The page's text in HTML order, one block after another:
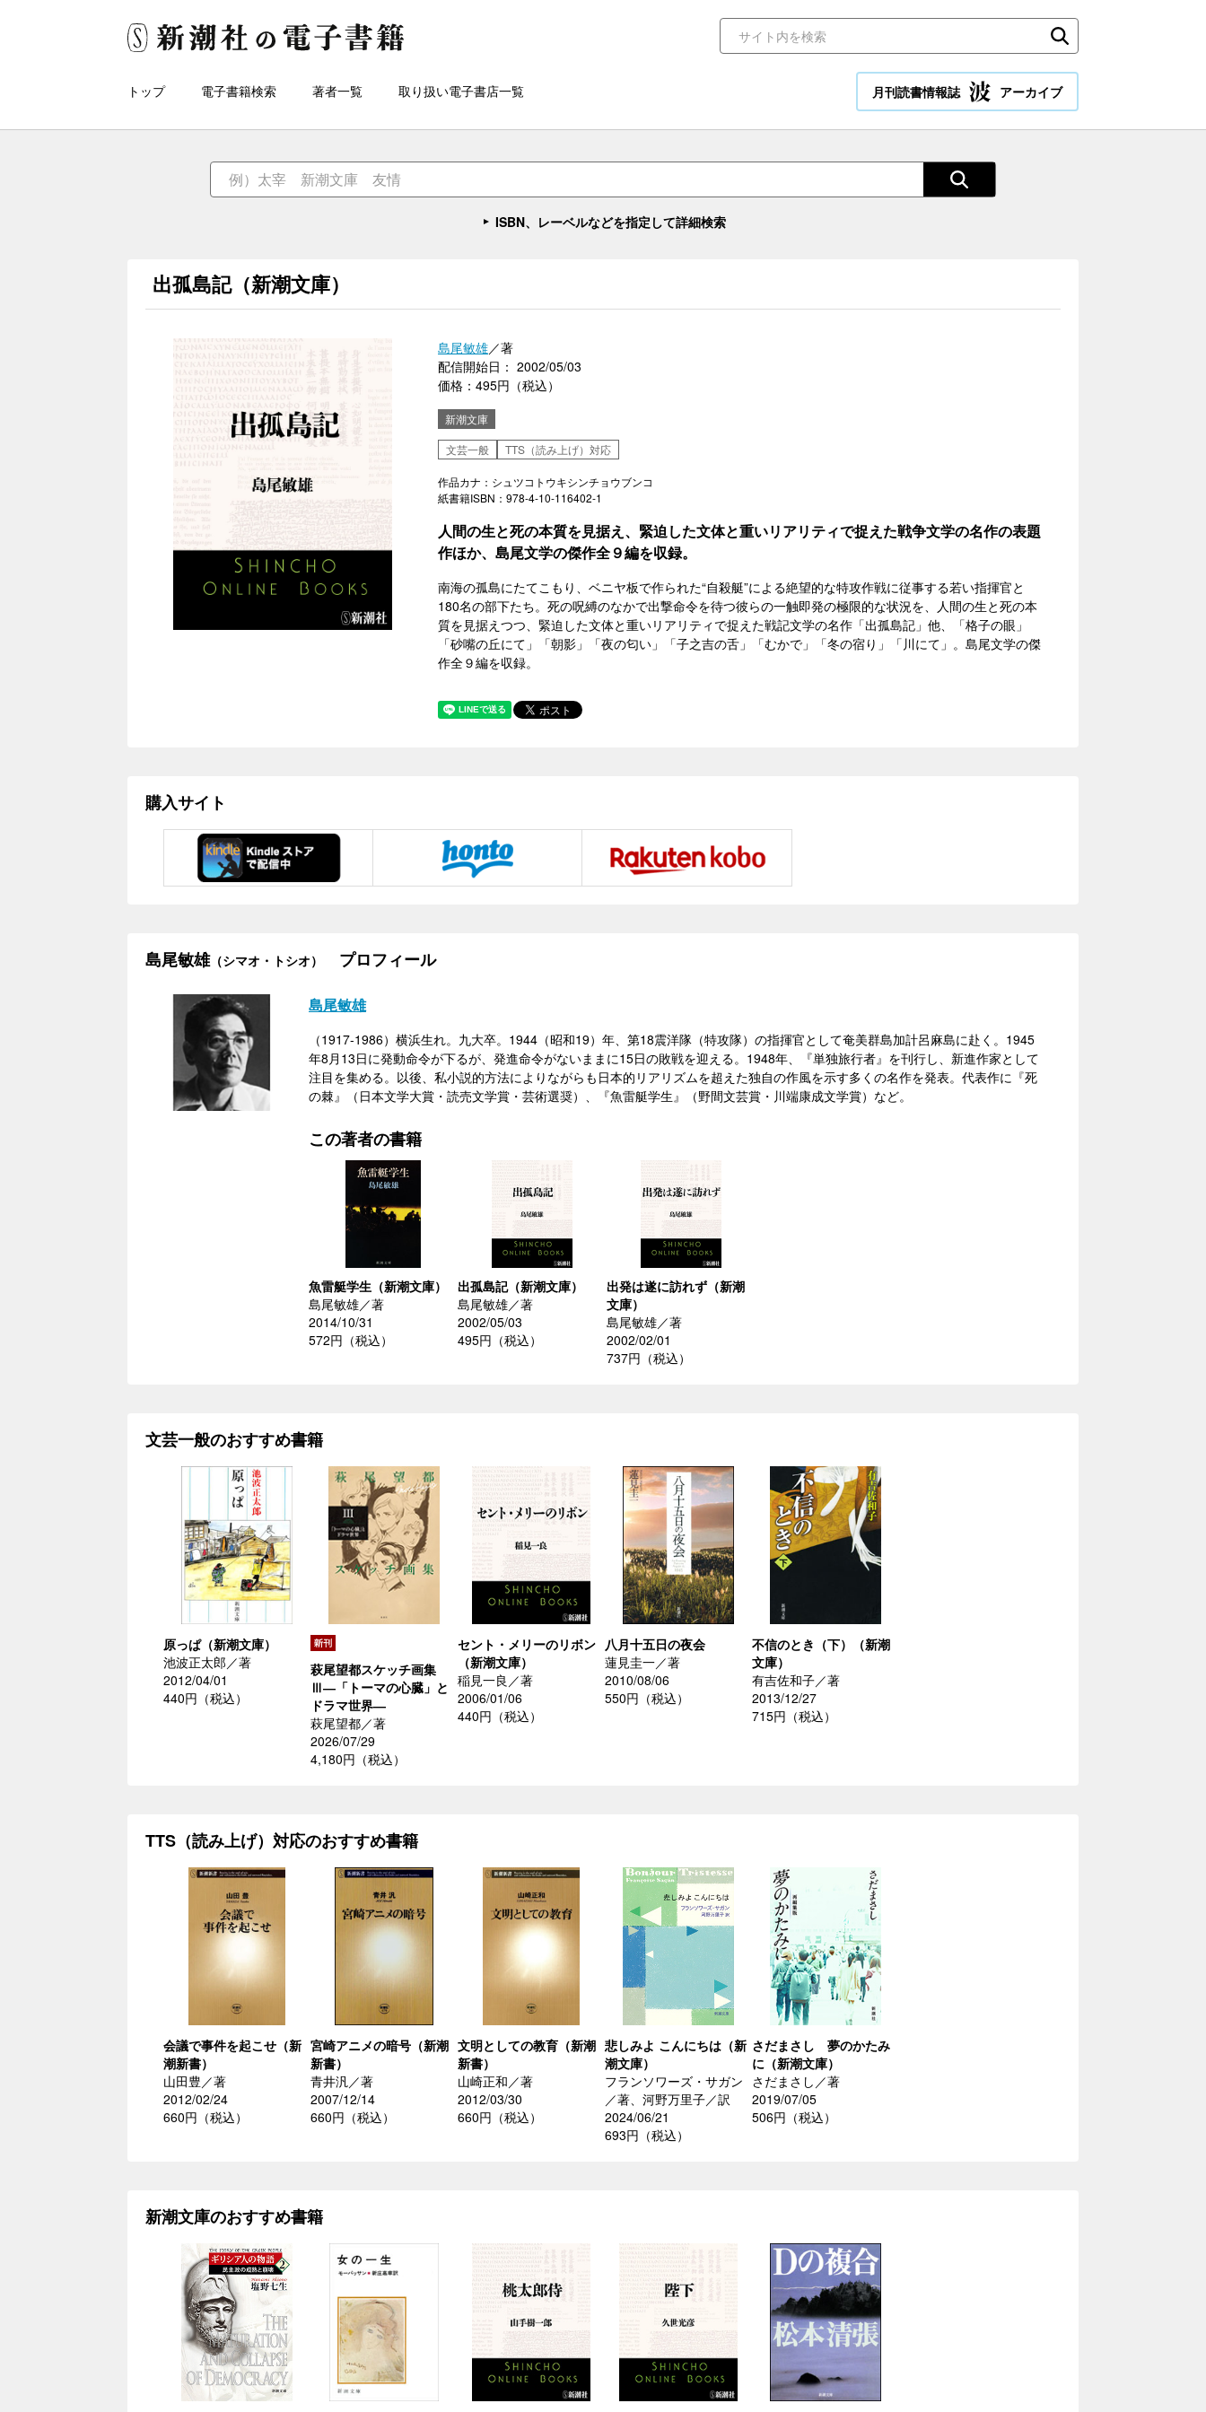
トップ 電子書籍検索 著者一覧 取り扱い電子書店一覧 月刊読書情報誌 アーカイブ
ISBN、レーベルなどを指定して詳細検索
出孤島記（新潮文庫）
島尾敏雄／著
配信開始日： 2002/05/03
価格：495円（税込）
新潮文庫
文芸一般
TTS（読み上げ）対応
作品カナ：シュツコトウキシンチョウブンコ
紙書籍ISBN：978-4-10-116402-1
人間の生と死の本質を見据え、緊迫した文体と重いリアリティで捉えた戦争文学の名作の表題
作ほか、島尾文学の傑作全９編を収録。
南海の孤島にたてこもり、ベニヤ板で作られた“自殺艇”による絶望的な特攻作戦に従事する若い指揮官と
180名の部下たち。死の呪縛のなかで出撃命令を待つ彼らの一触即発の極限的な状況を、人間の生と死の本
質を見据えつつ、緊迫した文体と重いリアリティで捉えた戦記文学の名作「出孤島記」他、「格子の眼」
「砂嘴の丘にて」「朝影」「夜の匂い」「子之吉の舌」「むかで」「冬の宿り」「川にて」。島尾文学の傑
作全９編を収録。
購入サイト
島尾敏雄（シマオ・トシオ） プロフィール
島尾敏雄
（1917-1986）横浜生れ。九大卒。1944（昭和19）年、第18震洋隊（特攻隊）の指揮官として奄美群島加計呂麻島に赴く。1945
年8月13日に発動命令が下るが、発進命令がないままに15日の敗戦を迎える。1948年、『単独旅行者』を刊行し、新進作家として
注目を集める。以後、私小説的方法によりながらも日本的リアリズムを超えた独自の作風を示す多くの名作を発表。代表作に『死
の棘』（日本文学大賞・読売文学賞・芸術選奨）、『魚雷艇学生』（野間文芸賞・川端康成文学賞）など。
この著者の書籍
魚雷艇学生（新潮文庫）
島尾敏雄／著
2014/10/31
572円（税込）
出孤島記（新潮文庫）
島尾敏雄／著
2002/05/03
495円（税込）
出発は遂に訪れず（新潮
文庫）
島尾敏雄／著
2002/02/01
737円（税込）
文芸一般のおすすめ書籍
原っぱ（新潮文庫）
池波正太郎／著
2012/04/01
440円（税込）
萩尾望都スケッチ画集
Ⅲ―「トーマの心臓」と
ドラマ世界―
萩尾望都／著
2026/07/29
4,180円（税込）
セント・メリーのリボン
（新潮文庫）
稲見一良／著
2006/01/06
440円（税込）
八月十五日の夜会
蓮見圭一／著
2010/08/06
550円（税込）
不信のとき（下）（新潮
文庫）
有吉佐和子／著
2013/12/27
715円（税込）
TTS（読み上げ）対応のおすすめ書籍
会議で事件を起こせ（新
潮新書）
山田豊／著
2012/02/24
660円（税込）
宮崎アニメの暗号（新潮
新書）
青井汎／著
2007/12/14
660円（税込）
文明としての教育（新潮
新書）
山崎正和／著
2012/03/30
660円（税込）
悲しみよ こんにちは（新
潮文庫）
フランソワーズ・サガン
／著、河野万里子／訳
2024/06/21
693円（税込）
さだまさし 夢のかたみ
に（新潮文庫）
さだまさし／著
2019/07/05
506円（税込）
新潮文庫のおすすめ書籍